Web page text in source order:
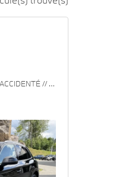
Komfort CLIENT LOCAL // JAMAIS ACCIDENTÉ // 1 SEUL PROPRIO